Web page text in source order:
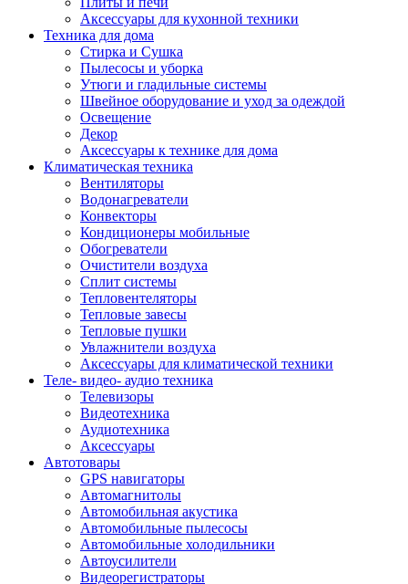
Аксессуары для кухонной техники
Техника для дома
Стирка и Сушка
Пылесосы и уборка
Утюги и гладильные системы
Швейное оборудование и уход за одеждой
Освещение
Декор
Аксессуары к технике для дома
Климатическая техника
Вентиляторы
Водонагреватели
Конвекторы
Кондиционеры мобильные
Обогреватели
Очистители воздуха
Сплит системы
Тепловентеляторы
Тепловые завесы
Тепловые пушки
Увлажнители воздуха
Аксессуары для климатической техники
Теле- видео- аудио техника
Телевизоры
Видеотехника
Аудиотехника
Аксессуары
Автотовары
GPS навигаторы
Автомагнитолы
Автомобильная акустика
Автомобильные пылесосы
Автомобильные холодильники
Автоусилители
Видеорегистраторы